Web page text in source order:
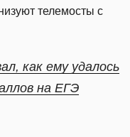
телемосты с
как ему удалось
на ЕГЭ